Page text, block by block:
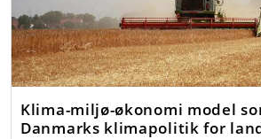
Klima-miljø-økonomi model
Danmarks klimapolitik for